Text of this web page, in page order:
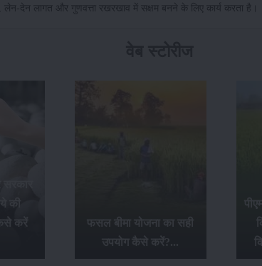
लेन-देन लागत और गुणवत्ता रखरखाव में सक्षम बनने के लिए कार्य करता है।
की
करें
फसल बीमा योजना का सही
उपयोग कैसे करें?...